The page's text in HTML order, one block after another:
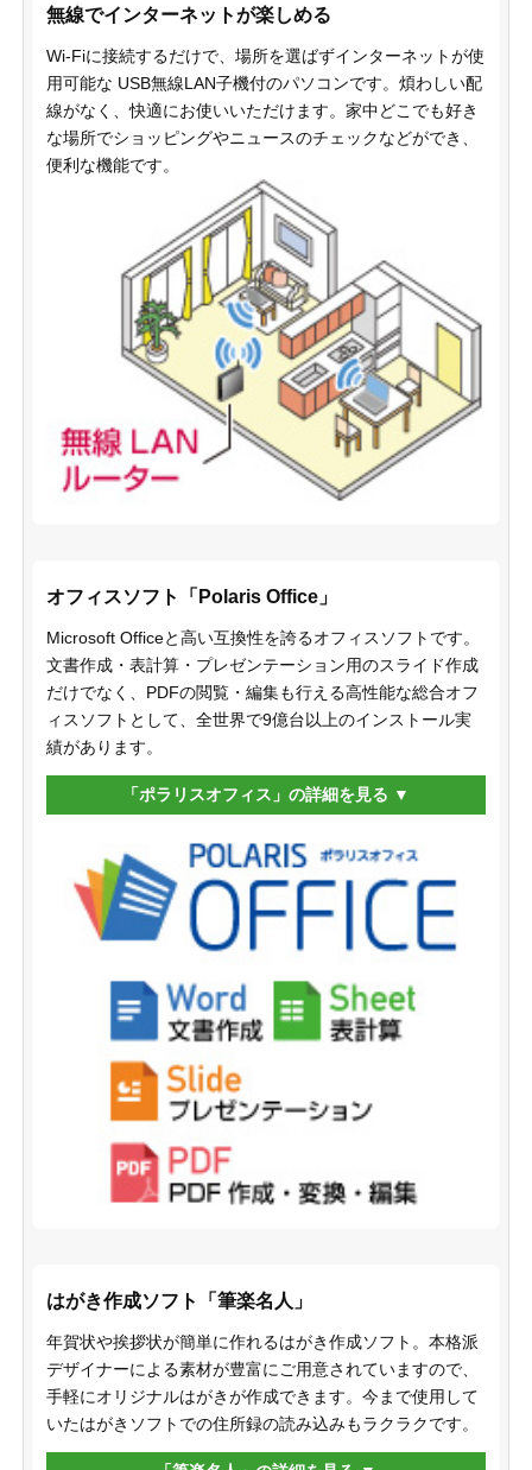
無線でインターネットが楽しめる
Wi-Fiに接続するだけで、場所を選ばずインターネットが使
用可能な USB無線LAN子機付のパソコンです。煩わしい配
線がなく、快適にお使いいただけます。家中どこでも好き
な場所でショッピングやニュースのチェックなどができ、
便利な機能です。
オフィスソフト「Polaris Office」
Microsoft Officeと高い互換性を誇るオフィスソフトです。
文書作成・表計算・プレゼンテーション用のスライド作成
だけでなく、PDFの閲覧・編集も行える高性能な総合オフ
ィスソフトとして、全世界で9億台以上のインストール実
績があります。
「ポラリスオフィス」の詳細を見る
はがき作成ソフト「筆楽名人」
年賀状や挨拶状が簡単に作れるはがき作成ソフト。本格派
デザイナーによる素材が豊富にご用意されていますので、
手軽にオリジナルはがきが作成できます。今まで使用して
いたはがきソフトでの住所録の読み込みもラクラクです。